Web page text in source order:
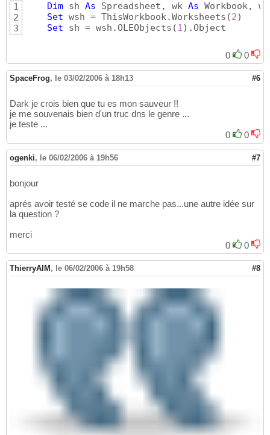
1
2
3
Dim sh As Spreadsheet, wk As Workbook,
Set wsh = ThisWorkbook.Worksheets (2)
Set sh = wsh.OLEObjects (1) .Object
0 0
SpaceFrog, le 03/02/2006 à 18h13 #6
Dark je crois bien que tu es mon sauveur !!
je me souvenais bien d'un truc dns le genre ...
je teste ...
0
0
ogenki, le 06/02/2006 à 19h56 #7
bonjour
aprés avoir testé se code il ne marche pas...une autre idée sur
la question ?
merci
0
0
ThierryAIM , le 06/02/2006 à 19h58 #8